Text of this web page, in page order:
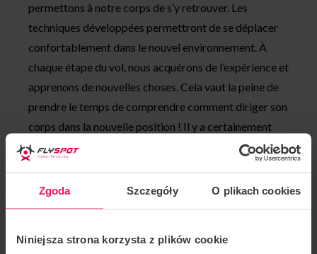
Zgoda Szczegóły O plikach cookies
Niniejsza strona korzysta z plików cookie
permettons à notre corps de s’y retrouver. Les
techniques développées permettront de se déplacer
confortablement dans le nouvel environnement. À
chaque étape du vol, nous acquérons de l’expérience et
apprenons de nouvelles choses. Cela vaut la peine de
prendre le temps de comprendre comment diriger son
corps dans la nouvelle position ! Il y a certainement
quelque chose d’intéressant pour tout le monde dans
ces activités.
Pendant l’atelier, il y a trois participants et un
voler plus pour moins cher !